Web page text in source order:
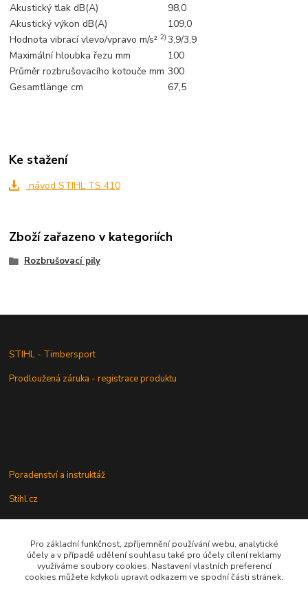
Akustický tlak dB(A)
98,0
Akustický výkon dB(A)
109,0
Hodnota vibrací vlevo/vpravo m/s²2) 3,9/3,9
Maximální hloubka řezu mm
100
Průměr rozbrušovacího kotouče mm 300
Gesamtlänge cm
67,5
Ke stažení
návod STIHL TS 410
Zboží zařazeno v kategoriích
Rozbrušovací pily
STIHL - Timbersport
Prodloužená záruka - registrace produktu
Poradenství a instruktáž
Stihl.cz
Údržba a servis
Rady a praktické informace
Pro základní funkčnost, zpříjemnění používání webu, analytické
účely a v případě udělení souhlasu také pro účely cílení reklamy
využíváme soubory cookies. Nastavení vlastních preferencí
cookies můžete kdykoli upravit odkazem ve spodní části stránek.